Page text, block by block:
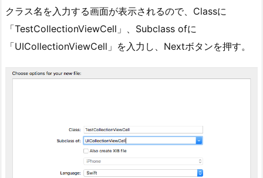
クラス名を入力する画面が表示されるので、Classに
「TestCollectionViewCell」、Subclass ofに
「UICollectionViewCell」を入力し、Nextボタンを押す。